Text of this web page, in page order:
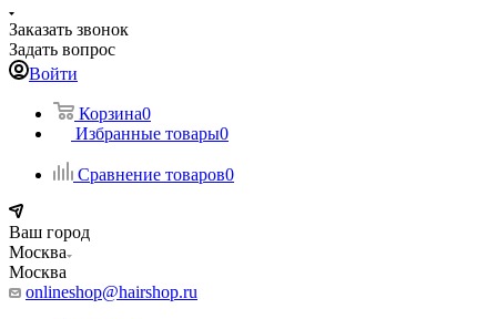
Заказать звонок
Задать вопрос
Войти
Корзина0
Избранные товары0
Сравнение товаров0
Ваш город
Москва
Москва
onlineshop@hairshop.ru